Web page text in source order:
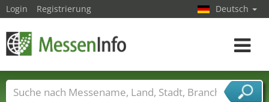
Login Registrierung Deutsch
Toggle